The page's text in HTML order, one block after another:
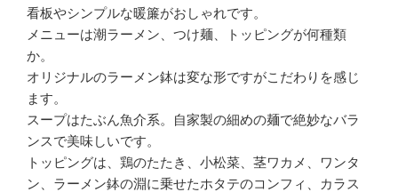
看板やシンプルな暖簾がおしゃれです。
メニューは潮ラーメン、つけ麺、トッピングが何種類
か。
オリジナルのラーメン鉢は変な形ですがこだわりを感じ
ます。
スープはたぶん魚介系。自家製の細めの麺で絶妙なバラ
ンスで美味しいです。
トッピングは、鶏のたたき、小松菜、茎ワカメ、ワンタ
ン、ラーメン鉢の淵に乗せたホタテのコンフィ、カラス